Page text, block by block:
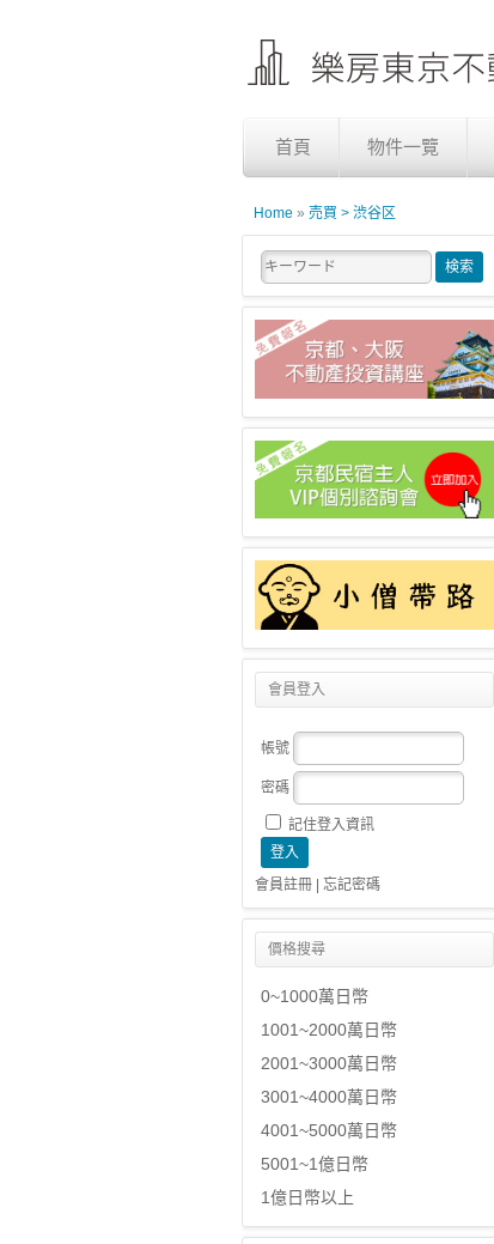
首頁 物件一覽
Home » 売買 > 渋谷区
會員登入
帳號
密碼
記住登入資訊
會員註冊 忘記密碼
價格搜尋
0~1000萬日幣
1001~2000萬日幣
2001~3000萬日幣
3001~4000萬日幣
4001~5000萬日幣
5001~1億日幣
1億日幣以上